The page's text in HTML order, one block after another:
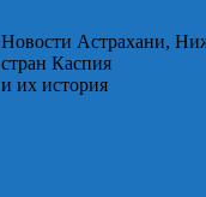
Новости Астрахани,
стран Каспия
и их история